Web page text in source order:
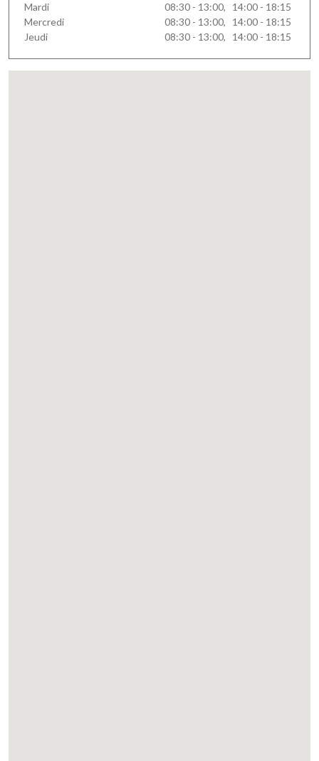
Mardi
08:30 - 13:00, 14:00 - 18:15
Mercredi
08:30 - 13:00, 14:00 - 18:15
Jeudi
08:30 - 13:00, 14:00 - 18:15